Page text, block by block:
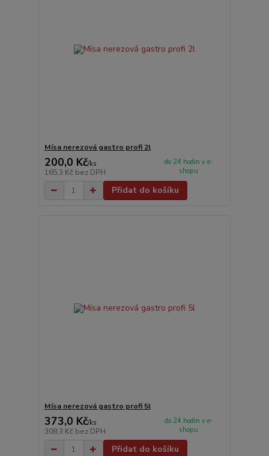
Mísa nerezová gastro profi 2l
200,0 Kč/ks
165,3 Kč bez DPH
do 24 hodin v e-
shopu
Přidat do košíku
Mísa nerezová gastro profi 5l
373,0 Kč/ks
308,3 Kč bez DPH
do 24 hodin v e-
shopu
Přidat do košíku